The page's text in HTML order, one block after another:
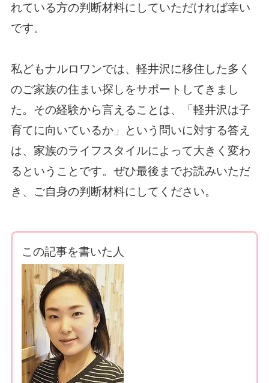
れている方の判断材料にしていただければ幸い
です。
私どもナルロワンでは、軽井沢に移住した多く
のご家族の住まい探しをサポートしてきまし
た。その経験から言えることは、「軽井沢は子
育てに向いているか」という問いに対する答え
は、家族のライフスタイルによって大きく変わ
るということです。ぜひ最後までお読みいただ
き、ご自身の判断材料にしてください。
この記事を書いた人